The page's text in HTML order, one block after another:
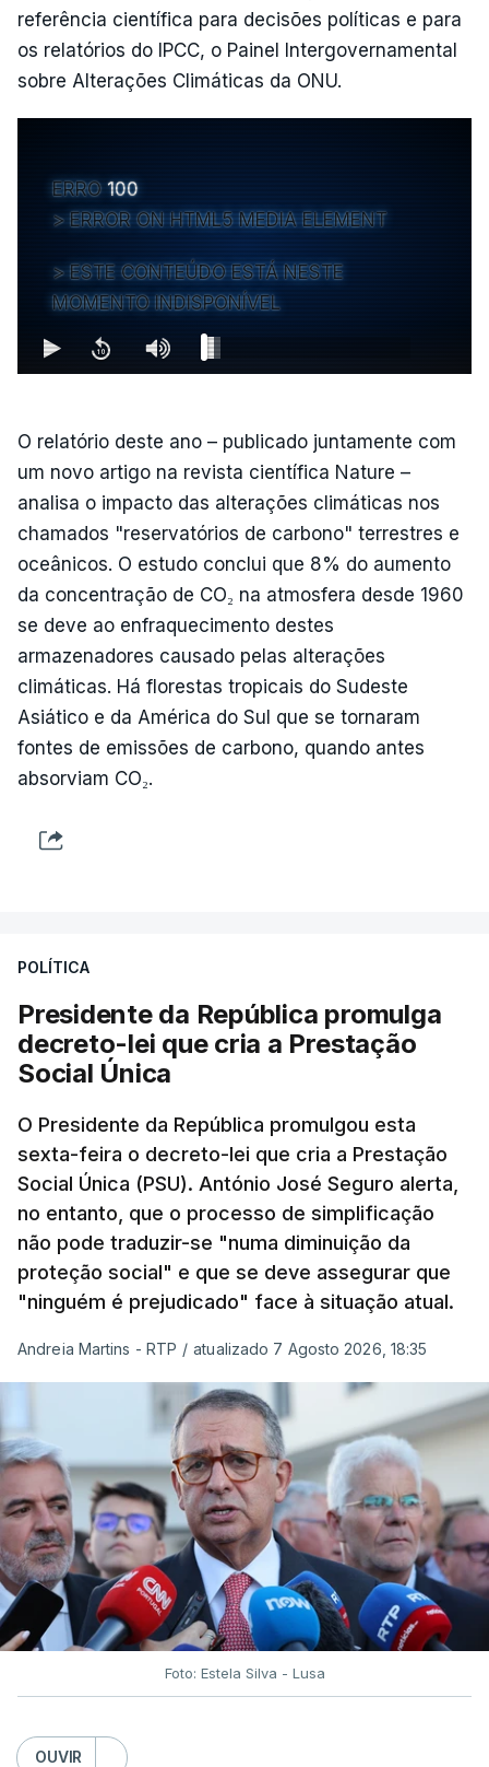
referência científica para decisões políticas e para
os relatórios do IPCC, o Painel Intergovernamental
sobre Alterações Climáticas da ONU.
ERRO 100
ERROR ON HTML5 MEDIA ELEMENT
ESTE CONTEÚDO ESTÁ NESTE
MOMENTO INDISPONÍVEL
O relatório deste ano – publicado juntamente com
um novo artigo na revista científica Nature –
analisa o impacto das alterações climáticas nos
chamados "reservatórios de carbono" terrestres e
oceânicos. O estudo conclui que 8% do aumento
da concentração de CO₂ na atmosfera desde 1960
se deve ao enfraquecimento destes
armazenadores causado pelas alterações
climáticas. Há florestas tropicais do Sudeste
Asiático e da América do Sul que se tornaram
fontes de emissões de carbono, quando antes
absorviam CO₂.
POLÍTICA
Presidente da República promulga
decreto-lei que cria a Prestação
Social Única
O Presidente da República promulgou esta
sexta-feira o decreto-lei que cria a Prestação
Social Única (PSU). António José Seguro alerta,
no entanto, que o processo de simplificação
não pode traduzir-se "numa diminuição da
proteção social" e que se deve assegurar que
"ninguém é prejudicado" face à situação atual.
Andreia Martins - RTP / atualizado 7 Agosto 2026, 18:35
Foto: Estela Silva - Lusa
OUVIR